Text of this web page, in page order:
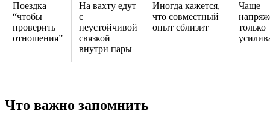
Поездка
“чтобы
проверить
отношения”
На вахту едут
с
неустойчивой
связкой
внутри пары
Иногда кажется,
что совместный
опыт сблизит
Чаще
только
Что важно запомнить